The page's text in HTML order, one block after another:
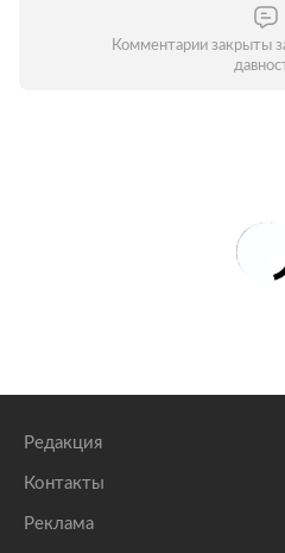
Комментарии закрыты
Редакция
Контакты
Реклама